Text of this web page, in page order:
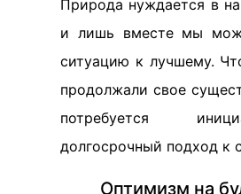
Природа нуждается в
и лишь вместе мы
ситуацию к лучшему.
продолжали свое
потребуется
долгосрочный подход к
Оптимизм на